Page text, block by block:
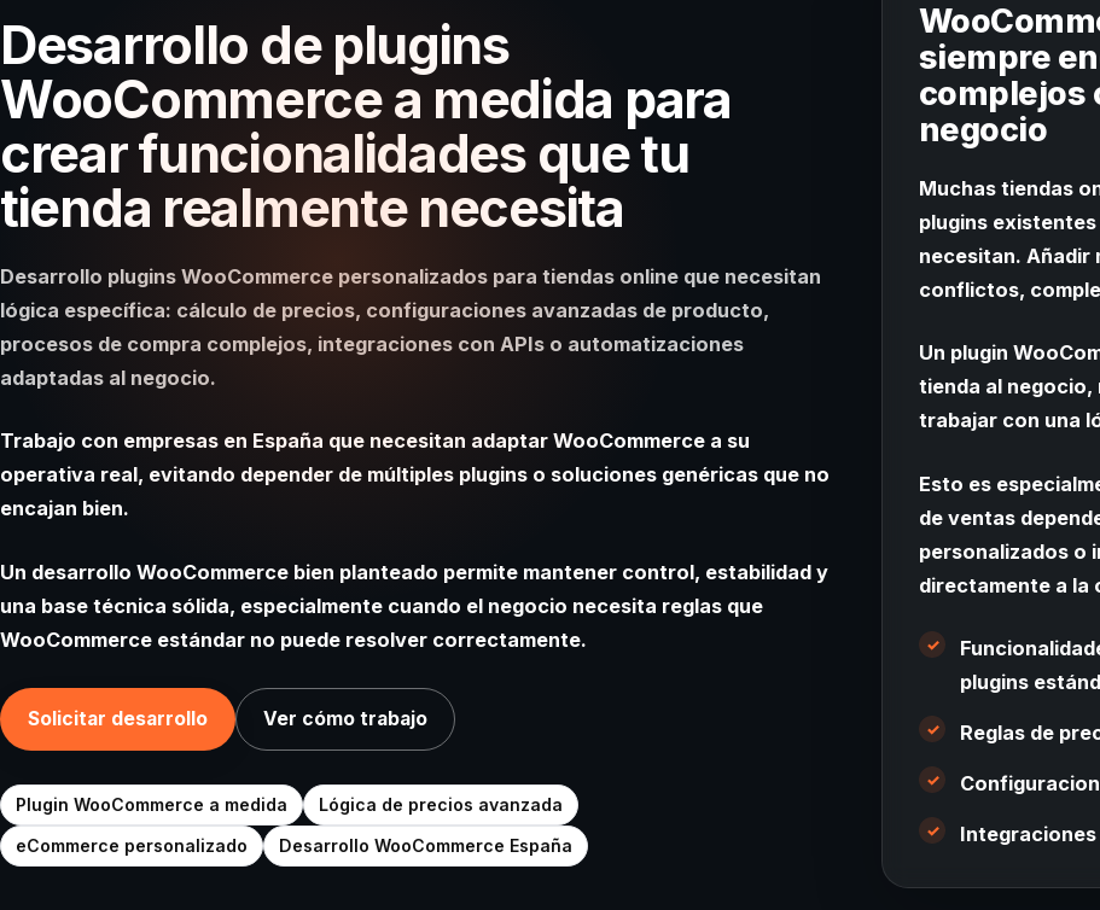
Desarrollo de plugins
WooCommerce a medida para
crear funcionalidades que tu
tienda realmente necesita
Desarrollo plugins WooCommerce personalizados para tiendas online que necesitan
lógica específica: cálculo de precios, configuraciones avanzadas de producto,
procesos de compra complejos, integraciones con APIs o automatizaciones
adaptadas al negocio.
Trabajo con empresas en España que necesitan adaptar WooCommerce a su
operativa real, evitando depender de múltiples plugins o soluciones genéricas que no
encajan bien.
Un desarrollo WooCommerce bien planteado permite mantener control, estabilidad y
una base técnica sólida, especialmente cuando el negocio necesita reglas que
WooCommerce estándar no puede resolver correctamente.
Solicitar desarrollo Ver cómo trabajo
Plugin WooCommerce a medida
Lógica de precios avanzada
eCommerce personalizado
Desarrollo WooCommerce España
siempre
complejos
negocio
Muchas tiendas
plugins
necesitan. Añadir
conflictos,
Un plugin
tienda al
trabajar con una
Esto es
de ventas
personalizados o
directamente a la
plugins
Reglas de
Integraciones